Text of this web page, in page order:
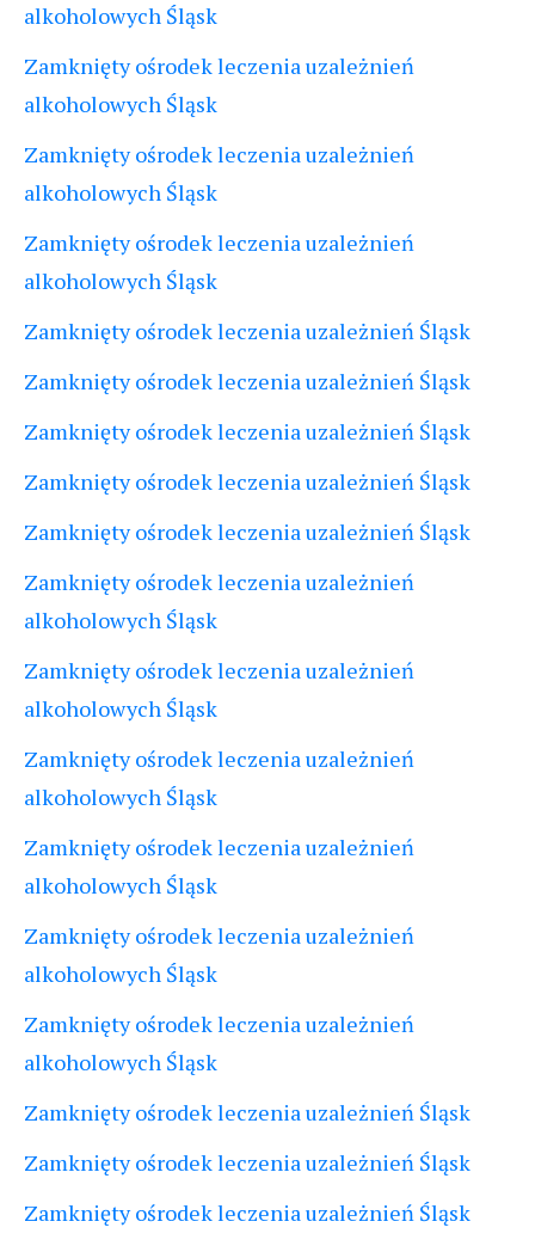
alkoholowych Śląsk
Zamknięty ośrodek leczenia uzależnień
alkoholowych Śląsk
Zamknięty ośrodek leczenia uzależnień
alkoholowych Śląsk
Zamknięty ośrodek leczenia uzależnień
alkoholowych Śląsk
Zamknięty ośrodek leczenia uzależnień Śląsk
Zamknięty ośrodek leczenia uzależnień Śląsk
Zamknięty ośrodek leczenia uzależnień Śląsk
Zamknięty ośrodek leczenia uzależnień Śląsk
Zamknięty ośrodek leczenia uzależnień Śląsk
Zamknięty ośrodek leczenia uzależnień
alkoholowych Śląsk
Zamknięty ośrodek leczenia uzależnień
alkoholowych Śląsk
Zamknięty ośrodek leczenia uzależnień
alkoholowych Śląsk
Zamknięty ośrodek leczenia uzależnień
alkoholowych Śląsk
Zamknięty ośrodek leczenia uzależnień
alkoholowych Śląsk
Zamknięty ośrodek leczenia uzależnień
alkoholowych Śląsk
Zamknięty ośrodek leczenia uzależnień Śląsk
Zamknięty ośrodek leczenia uzależnień Śląsk
Zamknięty ośrodek leczenia uzależnień Śląsk